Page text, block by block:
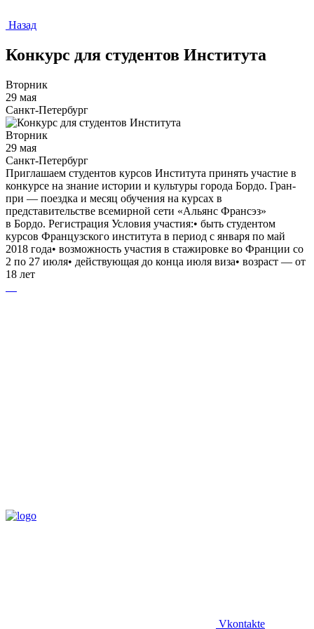
Назад
Конкурс для студентов Института
Вторник
29 мая
Санкт-Петербург
Вторник
29 мая
Санкт-Петербург
Приглашаем студентов курсов Института принять участие в
конкурсе на знание истории и культуры города Бордо. Гран-
при — поездка и месяц обучения на курсах в
представительстве всемирной сети «Альянс Франсэз»
в Бордо. Регистрация Условия участия:• быть студентом
курсов Французского института в период с января по май
2018 года• возможность участия в стажировке во Франции со
2 по 27 июля• действующая до конца июля виза• возраст — от
18 лет
Vkontakte